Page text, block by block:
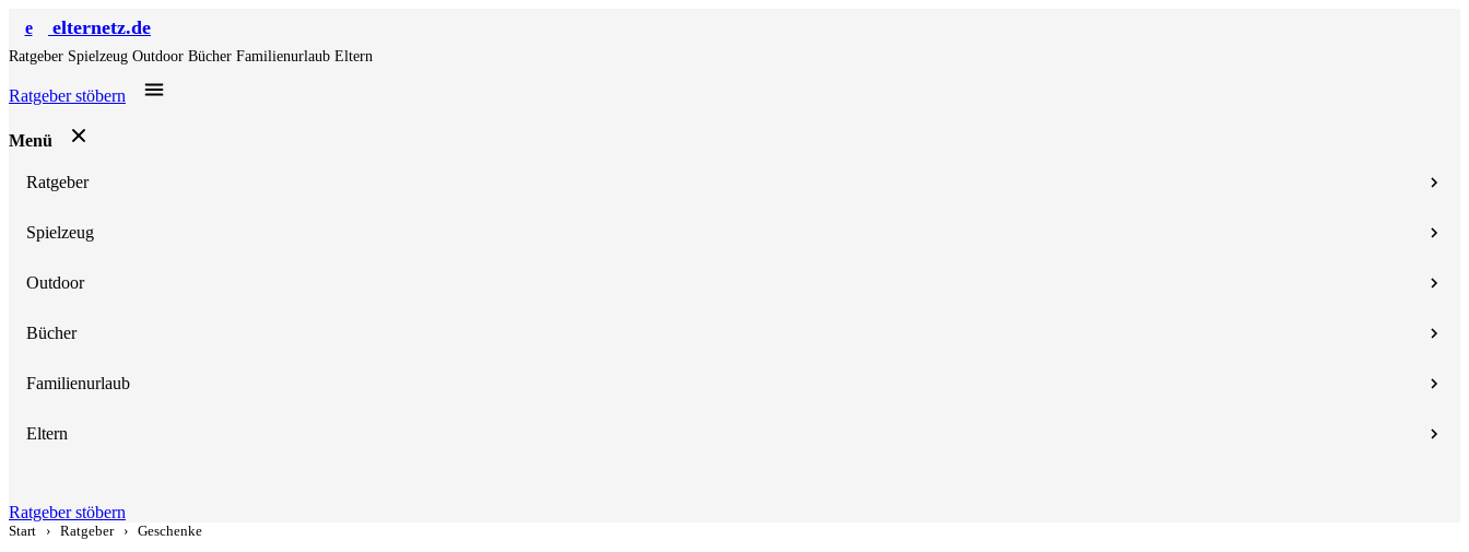
e elternetz.de
Ratgeber Spielzeug Outdoor Bücher Familienurlaub Eltern
Ratgeber stöbern
Menü
Ratgeber
Spielzeug
Outdoor
Bücher
Familienurlaub
Eltern
Ratgeber stöbern
Start › Ratgeber › Geschenke